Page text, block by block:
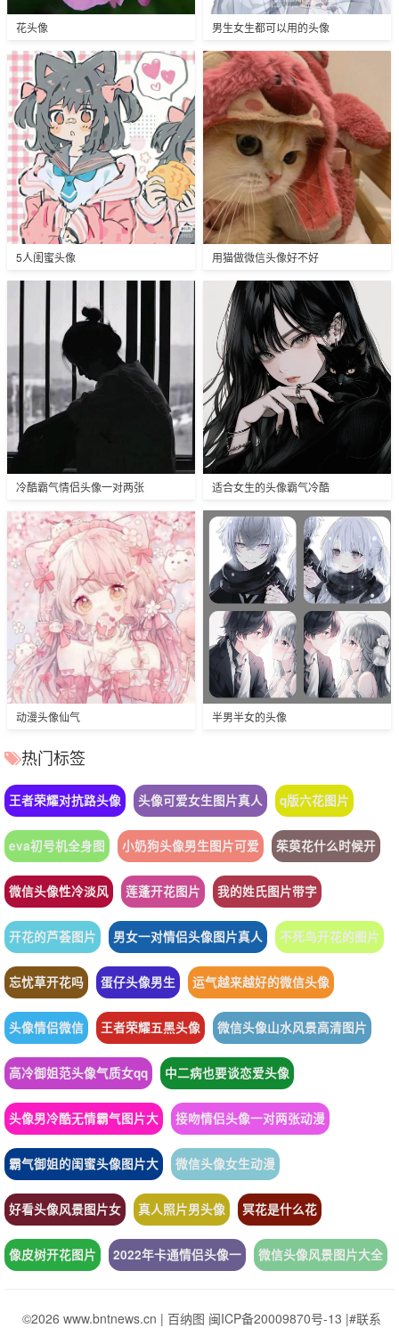
花头像 男生女生都可以用的头像
5人闺蜜头像 用猫做微信头像好不好
冷酷霸气情侣头像一对两张 适合女生的头像霸气冷酷
动漫头像仙气 半男半女的头像
热门标签
王者荣耀对抗路头像 头像可爱女生图片真人 q版六花图片
eva初号机全身图 小奶狗头像男生图片可爱 茱萸花什么时候开
微信头像性冷淡风 莲蓬开花图片 我的姓氏图片带字
开花的芦荟图片 男女一对情侣头像图片真人 不死鸟开花的图片
忘忧草开花吗 蛋仔头像男生 运气越来越好的微信头像
头像情侣微信 王者荣耀五黑头像 微信头像山水风景高清图片
高冷御姐范头像气质女qq 中二病也要谈恋爱头像
头像男冷酷无情霸气图片大 接吻情侣头像一对两张动漫
霸气御姐的闺蜜头像图片大 微信头像女生动漫
好看头像风景图片女 真人照片男头像 冥花是什么花
像皮树开花图片 2022年卡通情侣头像一 微信头像风景图片大全
©2026 www.bntnews.cn | 百纳图 闽ICP备20009870号-13 |#联系